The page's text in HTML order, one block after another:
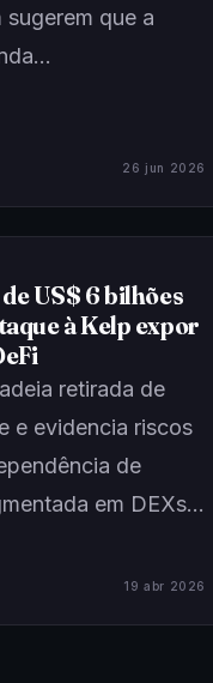
que a
26 jun 2026
US$ 6 bilhões
à Kelp expor
retirada de
e evidencia riscos
de
em DEXs…
19 abr 2026